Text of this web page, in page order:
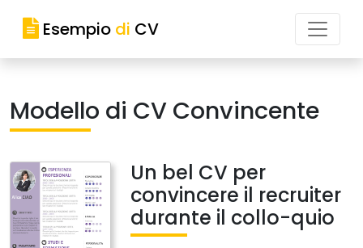
Esempio di CV
Modello di CV Convincente
Un bel CV per
convincere il recruiter
durante il collo-quio